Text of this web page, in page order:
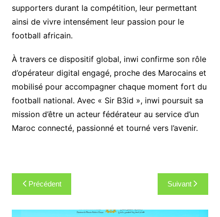
supporters durant la compétition, leur permettant
ainsi de vivre intensément leur passion pour le
football africain.
À travers ce dispositif global, inwi confirme son rôle
d’opérateur digital engagé, proche des Marocains et
mobilisé pour accompagner chaque moment fort du
football national. Avec « Sir B3id », inwi poursuit sa
mission d’être un acteur fédérateur au service d’un
Maroc connecté, passionné et tourné vers l’avenir.
Navigation
de
l’article
Précédent Suivant